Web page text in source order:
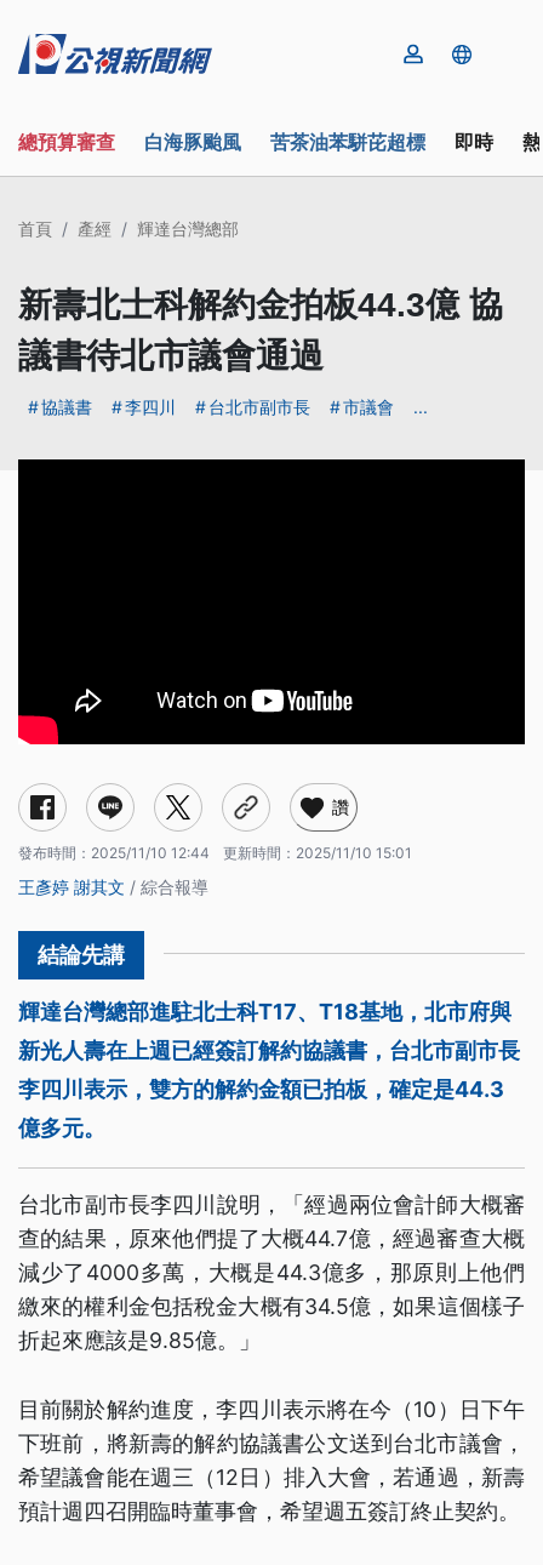
總預算審查 白海豚颱風 苦茶油苯駢芘超標 即時
首頁 產經 輝達台灣總部
新壽北士科解約金拍板44.3億 協
議書待北市議會通過
協議書 李四川 台北市副市長 市議會 ...
讚
發布時間： 2025/11/10 12:44 更新時間： 2025/11/10 15:01
王彥婷 謝其文 / 綜合報導
輝達台灣總部進駐北士科T17、T18基地，北市府與
新光人壽在上週已經簽訂解約協議書，台北市副市長
李四川表示，雙方的解約金額已拍板，確定是44.3
億多元。
台北市副市長李四川說明，「經過兩位會計師大概審
查的結果，原來他們提了大概44.7億，經過審查大概
減少了4000多萬，大概是44.3億多，那原則上他們
繳來的權利金包括稅金大概有34.5億，如果這個樣子
折起來應該是9.85億。」
目前關於解約進度，李四川表示將在今（10）日下午
下班前，將新壽的解約協議書公文送到台北市議會，
希望議會能在週三（12日）排入大會，若通過，新壽
預計週四召開臨時董事會，希望週五簽訂終止契約。